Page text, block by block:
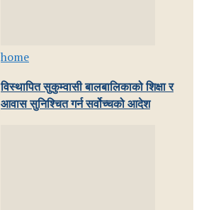
home
विस्थापित सुकुम्वासी बालबालिकाको शिक्षा र
आवास सुनिश्चित गर्न सर्वोच्चको आदेश